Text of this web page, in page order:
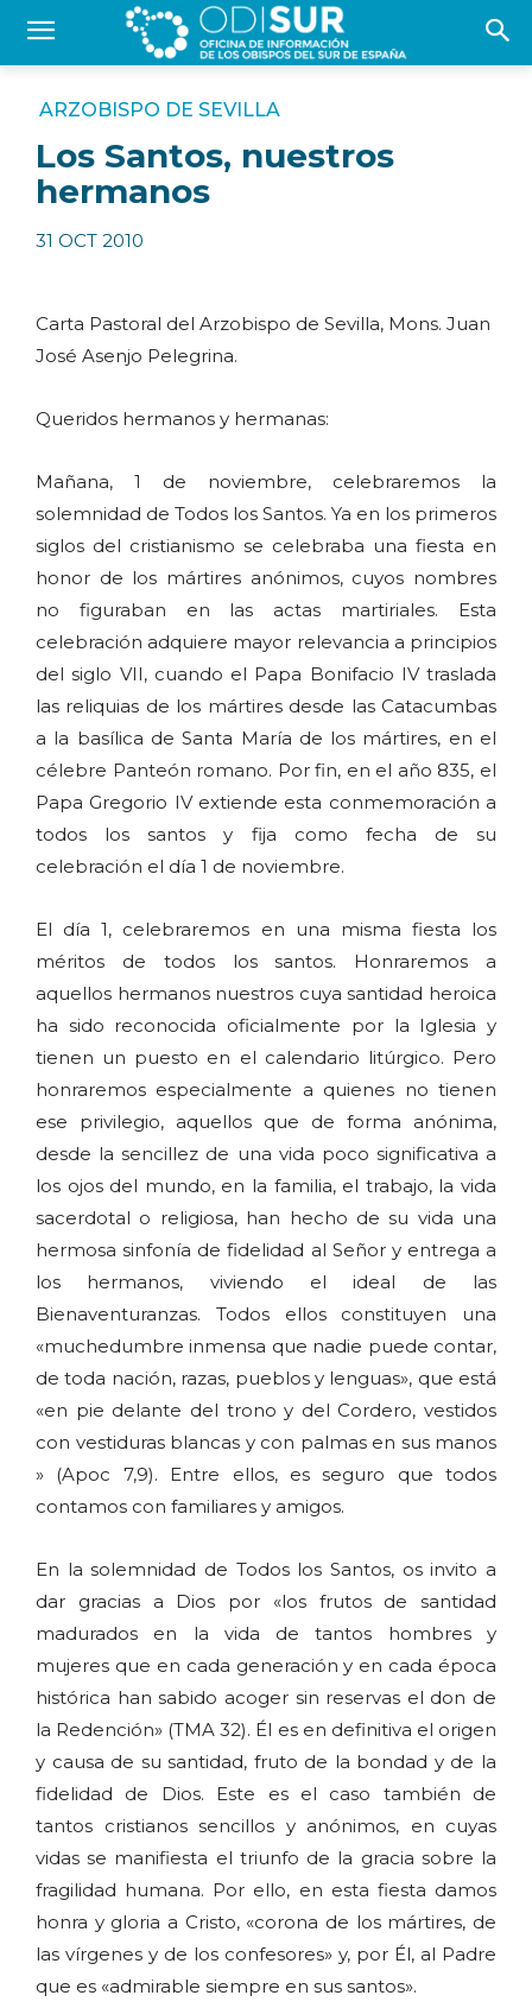
ARZOBISPO DE SEVILLA
Los Santos, nuestros
hermanos
31 OCT 2010
Carta Pastoral del Arzobispo de Sevilla, Mons. Juan
José Asenjo Pelegrina.
Queridos hermanos y hermanas:
Mañana, 1 de noviembre, celebraremos la
solemnidad de Todos los Santos. Ya en los primeros
siglos del cristianismo se celebraba una fiesta en
honor de los mártires anónimos, cuyos nombres
no figuraban en las actas martiriales. Esta
celebración adquiere mayor relevancia a principios
del siglo VII, cuando el Papa Bonifacio IV traslada
las reliquias de los mártires desde las Catacumbas
a la basílica de Santa María de los mártires, en el
célebre Panteón romano. Por fin, en el año 835, el
Papa Gregorio IV extiende esta conmemoración a
todos los santos y fija como fecha de su
celebración el día 1 de noviembre.
El día 1, celebraremos en una misma fiesta los
méritos de todos los santos. Honraremos a
aquellos hermanos nuestros cuya santidad heroica
ha sido reconocida oficialmente por la Iglesia y
tienen un puesto en el calendario litúrgico. Pero
honraremos especialmente a quienes no tienen
ese privilegio, aquellos que de forma anónima,
desde la sencillez de una vida poco significativa a
los ojos del mundo, en la familia, el trabajo, la vida
sacerdotal o religiosa, han hecho de su vida una
hermosa sinfonía de fidelidad al Señor y entrega a
los hermanos, viviendo el ideal de las
Bienaventuranzas. Todos ellos constituyen una
«muchedumbre inmensa que nadie puede contar,
de toda nación, razas, pueblos y lenguas», que está
«en pie delante del trono y del Cordero, vestidos
con vestiduras blancas y con palmas en sus manos
» (Apoc 7,9). Entre ellos, es seguro que todos
contamos con familiares y amigos.
En la solemnidad de Todos los Santos, os invito a
dar gracias a Dios por «los frutos de santidad
madurados en la vida de tantos hombres y
mujeres que en cada generación y en cada época
histórica han sabido acoger sin reservas el don de
la Redención» (TMA 32). Él es en definitiva el origen
y causa de su santidad, fruto de la bondad y de la
fidelidad de Dios. Este es el caso también de
tantos cristianos sencillos y anónimos, en cuyas
vidas se manifiesta el triunfo de la gracia sobre la
fragilidad humana. Por ello, en esta fiesta damos
honra y gloria a Cristo, «corona de los mártires, de
las vírgenes y de los confesores» y, por Él, al Padre
que es «admirable siempre en sus santos».